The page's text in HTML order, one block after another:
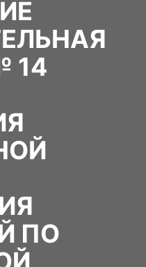
14
ПО